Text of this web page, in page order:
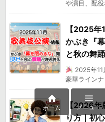
や演目、配
【2025
かぶき『
と秋の舞
2025年11
豪華ライン
【2026
り方｜初

ホーム

メニュー